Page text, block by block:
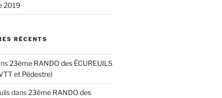
2019
RÉCENTS
23ème RANDO des ÉCUREUILS
et Pédestre)
dans23ème RANDO des